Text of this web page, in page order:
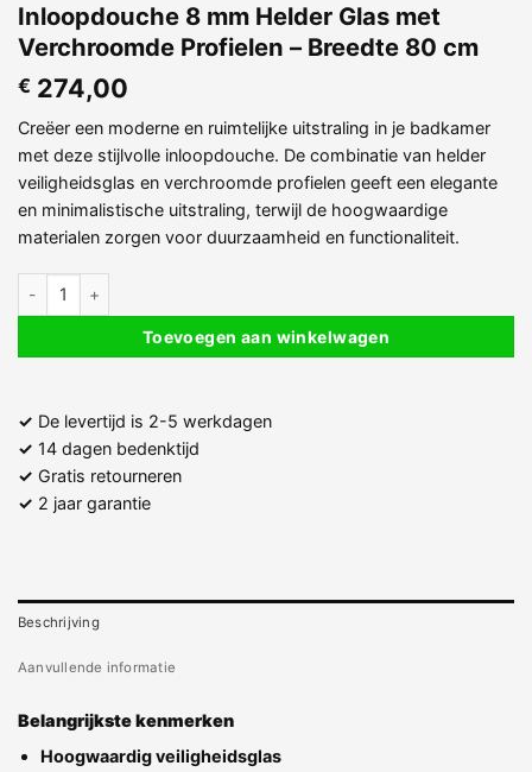
Inloopdouche 8 mm Helder Glas met
Verchroomde Profielen – Breedte 80 cm
€ 274,00
Creëer een moderne en ruimtelijke uitstraling in je badkamer
met deze stijlvolle inloopdouche. De combinatie van helder
veiligheidsglas en verchroomde profielen geeft een elegante
en minimalistische uitstraling, terwijl de hoogwaardige
materialen zorgen voor duurzaamheid en functionaliteit.
Inloopdouche 8 mm Helder Glas met Verchroomde Profielen –
Toevoegen aan winkelwagen
✓ De levertijd is 2-5 werkdagen
✓ 14 dagen bedenktijd
✓ Gratis retourneren
✓ 2 jaar garantie
Beschrijving
Aanvullende informatie
Belangrijkste kenmerken
Hoogwaardig veiligheidsglas